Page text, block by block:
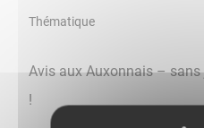
Thématique
Avis aux Auxonnais –
!